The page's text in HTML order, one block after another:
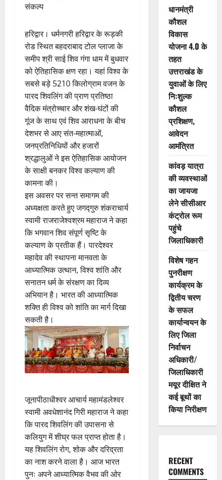
संकल्प
हरिद्वार। धर्मनगरी हरिद्वार के रूड़की
रोड स्थित बहदराबाद टोल प्लाजा के
समीप श्री साई शिव गंगा धाम में बुधवार
को ऐतिहासिक क्षण रहा। यहां विश्व के
सबसे बड़े 5210 किलोग्राम वजन के
पारद शिवलिंग की प्राण प्रतिष्ठा
वैदिक मंत्रोच्चार और शंख-घंटों की
गूंज के साथ एवं शिव आराधना के बीच
देशभर से आए संत-महात्माओं,
जनप्रतिनिधियों और हजारों
श्रद्धालुओं ने इस ऐतिहासिक आयोजन
के साक्षी बनकर विश्व कल्याण की
कामना की।
इस अवसर पर सन्त समागम की
अध्यक्षता करते हुए जगद्गुरु शंकराचार्य
स्वामी राजराजेश्वश्रम महाराज ने कहा
कि भगवान शिव संपूर्ण सृष्टि के
कल्याण के प्रतीक हैं। पारदेश्वर
महादेव की स्थापना मानवता के
आध्यात्मिक उत्थान, विश्व शांति और
सनातन धर्म के संरक्षण का दिव्य
अभियान है। भारत की आध्यात्मिक
शक्ति ही विश्व को शांति का मार्ग दिखा
सकती है।
जूनापीठाधीश्वर आचार्य महामंडलेश्वर
स्वामी अवधेशानंद गिरी महाराज ने कहा
कि पारद शिवलिंग की उपासना से
कलियुग में शीघ्र फल प्राप्त होता है।
यह शिवलिंग रोग, शोक और दरिद्रता
का नाश करने वाला है। आज भारत
पुनः अपने आध्यात्मिक वैभव की ओर
धानमंत्री
कौशल
विकास
योजना 4.0 के
तहत
उत्तराखंड के
युवाओं के लिए
निःशुल्क
कौशल
प्रशिक्षण,
आवेदन
आमंत्रित
कांवड़ यात्रा
की व्यवस्थाओं
का जायजा
लेने सीसीआर
कंट्रोल रूम
पहुंचे
जिलाधिकारी
विशेष गहन
पुनरीक्षण
कार्यक्रम के
द्वितीय चरण
के सफल
कार्यान्वयन के
लिए जिला
निर्वाचन
अधिकारी/
जिलाधिकारी
मयूर दीक्षित ने
कई बूथों का
किया निरीक्षण
RECENT
COMMENTS